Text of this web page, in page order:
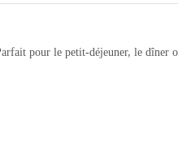
pour le petit-déjeuner, le dîner